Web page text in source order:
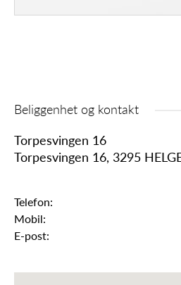
Beliggenhet og kontakt
Torpesvingen 16
Torpesvingen 16, 3295
Telefon:
Mobil:
E-post: